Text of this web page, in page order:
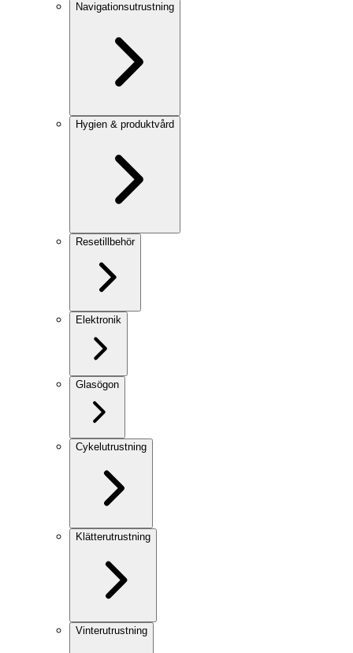
Navigationsutrustning
Hygien & produktvård
Resetillbehör
Elektronik
Glasögon
Cykelutrustning
Klätterutrustning
Vinterutrustning